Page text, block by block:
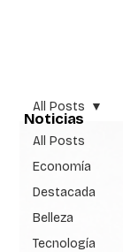
All Posts
Economía
Destacada
Belleza
Tecnología
All Posts
Noticias